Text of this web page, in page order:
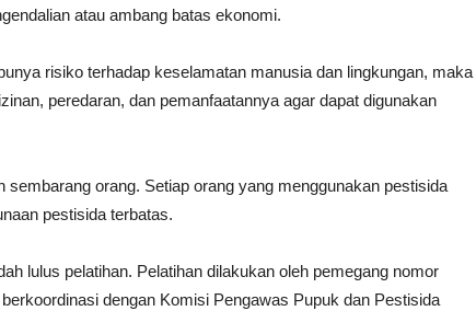
atau ambang batas ekonomi.
risiko terhadap keselamatan manusia dan lingkungan, maka
peredaran, dan pemanfaatannya agar dapat digunakan
sembarang orang. Setiap orang yang menggunakan pestisida
pestisida terbatas.
lulus pelatihan. Pelatihan dilakukan oleh pemegang nomor
dengan Komisi Pengawas Pupuk dan Pestisida